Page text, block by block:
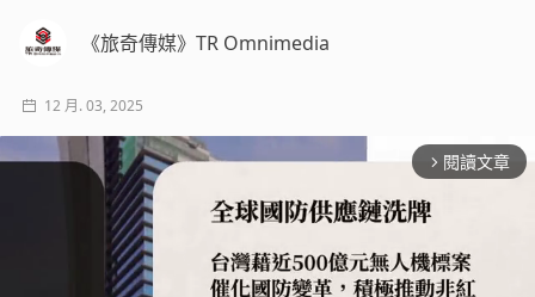
《旅奇傳媒》TR Omnimedia
12 月. 03, 2025
arrow_forward_ios 閱讀文章